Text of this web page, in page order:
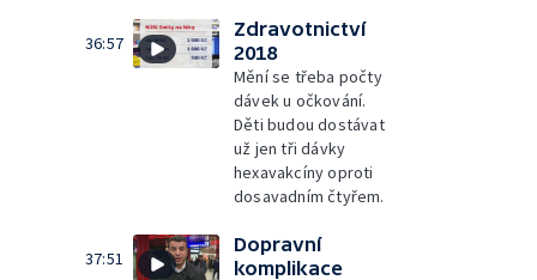
36:57
Zdravotnictví
2018
Mění se třeba počty
dávek u očkování.
Děti budou dostávat
už jen tři dávky
hexavakcíny oproti
dosavadním čtyřem.
37:51
Dopravní
komplikace